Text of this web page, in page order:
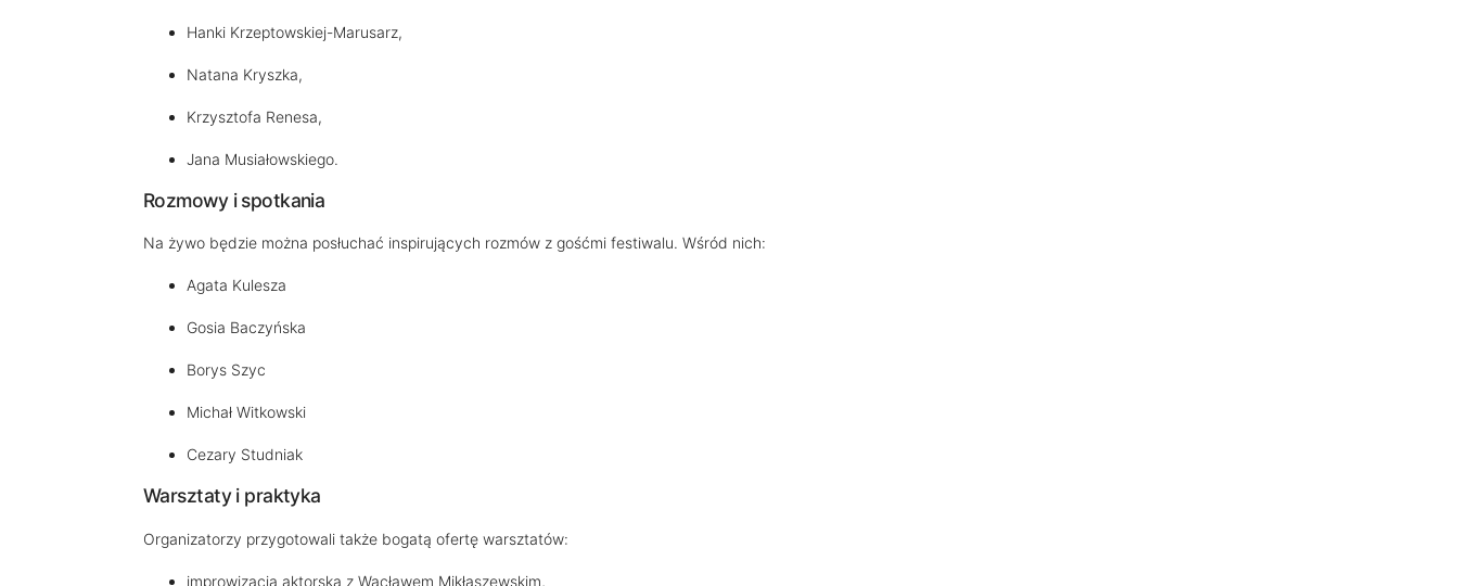
Hanki Krzeptowskiej-Marusarz,
Natana Kryszka,
Krzysztofa Renesa,
Jana Musiałowskiego.
Rozmowy i spotkania
Na żywo będzie można posłuchać inspirujących rozmów z gośćmi festiwalu. Wśród nich:
Agata Kulesza
Gosia Baczyńska
Borys Szyc
Michał Witkowski
Cezary Studniak
Warsztaty i praktyka
Organizatorzy przygotowali także bogatą ofertę warsztatów:
improwizacja aktorska z Wacławem Mikłaszewskim,